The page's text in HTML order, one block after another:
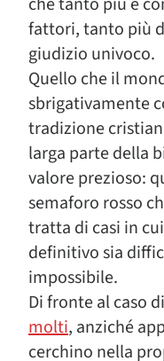
fattori, tanto più
giudizio univoco.
Quello che il
sbrigativamente
tradizione
larga parte della
valore prezioso:
semaforo rosso
tratta di casi in
definitivo sia
impossibile.
Di fronte al caso
molti, anziché
cerchino nella